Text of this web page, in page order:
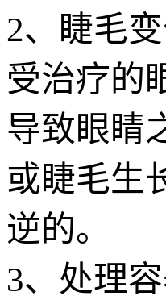
2、睫毛
受治疗的
导致眼睛
或睫毛生
逆的。
3、处理